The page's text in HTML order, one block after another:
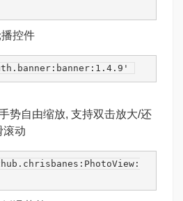
控件
势自由缩放, 支持双击放大/还
滚动